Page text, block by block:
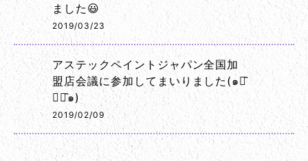
ました😃
2019/03/23
アステックペイントジャパン全国加
盟店会議に参加してまいりました(๑･̑
◡･̑๑)
2019/02/09